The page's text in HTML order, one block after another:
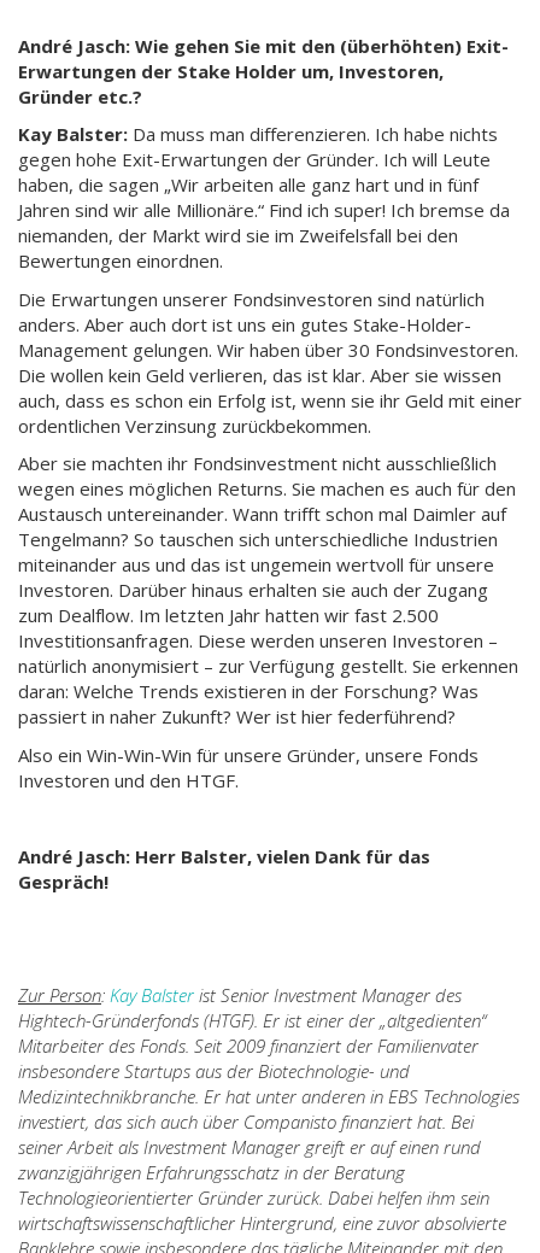
André Jasch: Wie gehen Sie mit den (überhöhten) Exit-
Erwartungen der Stake Holder um, Investoren,
Gründer etc.?
Kay Balster: Da muss man differenzieren. Ich habe nichts
gegen hohe Exit-Erwartungen der Gründer. Ich will Leute
haben, die sagen „Wir arbeiten alle ganz hart und in fünf
Jahren sind wir alle Millionäre.“ Find ich super! Ich bremse da
niemanden, der Markt wird sie im Zweifelsfall bei den
Bewertungen einordnen.
Die Erwartungen unserer Fondsinvestoren sind natürlich
anders. Aber auch dort ist uns ein gutes Stake-Holder-
Management gelungen. Wir haben über 30 Fondsinvestoren.
Die wollen kein Geld verlieren, das ist klar. Aber sie wissen
auch, dass es schon ein Erfolg ist, wenn sie ihr Geld mit einer
ordentlichen Verzinsung zurückbekommen.
Aber sie machten ihr Fondsinvestment nicht ausschließlich
wegen eines möglichen Returns. Sie machen es auch für den
Austausch untereinander. Wann trifft schon mal Daimler auf
Tengelmann? So tauschen sich unterschiedliche Industrien
miteinander aus und das ist ungemein wertvoll für unsere
Investoren. Darüber hinaus erhalten sie auch der Zugang
zum Dealflow. Im letzten Jahr hatten wir fast 2.500
Investitionsanfragen. Diese werden unseren Investoren –
natürlich anonymisiert – zur Verfügung gestellt. Sie erkennen
daran: Welche Trends existieren in der Forschung? Was
passiert in naher Zukunft? Wer ist hier federführend?
Also ein Win-Win-Win für unsere Gründer, unsere Fonds
Investoren und den HTGF.
André Jasch: Herr Balster, vielen Dank für das
Gespräch!
Zur Person: Kay Balster ist Senior Investment Manager des
Hightech-Gründerfonds (HTGF). Er ist einer der „altgedienten“
Mitarbeiter des Fonds. Seit 2009 finanziert der Familienvater
insbesondere Startups aus der Biotechnologie- und
Medizintechnikbranche. Er hat unter anderen in EBS Technologies
investiert, das sich auch über Companisto finanziert hat. Bei
seiner Arbeit als Investment Manager greift er auf einen rund
zwanzigjährigen Erfahrungsschatz in der Beratung
Technologieorientierter Gründer zurück. Dabei helfen ihm sein
wirtschaftswissenschaftlicher Hintergrund, eine zuvor absolvierte